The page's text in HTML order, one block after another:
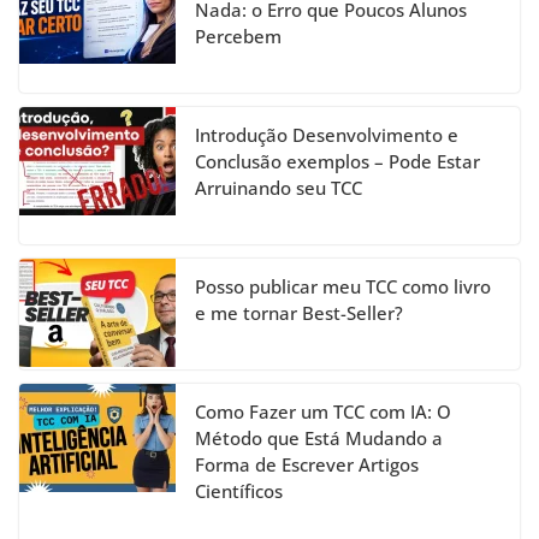
o
o
k
m n b
e
h
a
n
el
Nada: o Erro que Poucos Alunos
Percebem
Introdução Desenvolvimento e
Conclusão exemplos – Pode Estar
Arruinando seu TCC
Posso publicar meu TCC como livro
e me tornar Best-Seller?
Como Fazer um TCC com IA: O
Método que Está Mudando a
Forma de Escrever Artigos
Científicos